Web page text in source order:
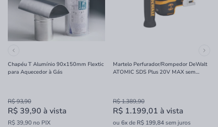
Chapéu T Alumínio 90x150mm Flextic
para Aquecedor à Gás
R$ 93,90
R$ 39,90 à vista
R$ 39,90 no PIX
Martelo Perfurador/Rompedor DeWalt
ATOMIC SDS Plus 20V MAX sem
R$ 1.389,90
R$ 1.199,01 à vista
ou 6xde R$ 199,84sem juros